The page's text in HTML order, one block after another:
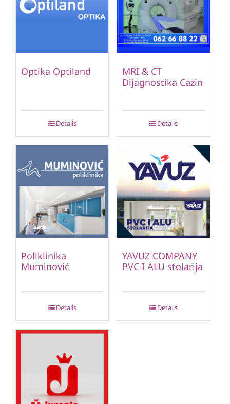
Optika Optiland
Details
MRI & CT
Dijagnostika Cazin
Details
Poliklinika
Muminović
Details
YAVUZ COMPANY
PVC I ALU stolarija
Details